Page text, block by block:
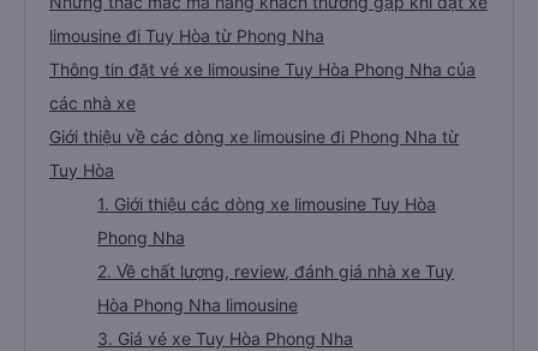
limousine đi Tuy Hòa từ Phong Nha
Thông tin đặt vé xe limousine Tuy Hòa Phong Nha của
các nhà xe
Giới thiệu về các dòng xe limousine đi Phong Nha từ
Tuy Hòa
1. Giới thiệu các dòng xe limousine Tuy Hòa
Phong Nha
2. Về chất lượng, review, đánh giá nhà xe Tuy
Hòa Phong Nha limousine
3. Giá vé xe Tuy Hòa Phong Nha